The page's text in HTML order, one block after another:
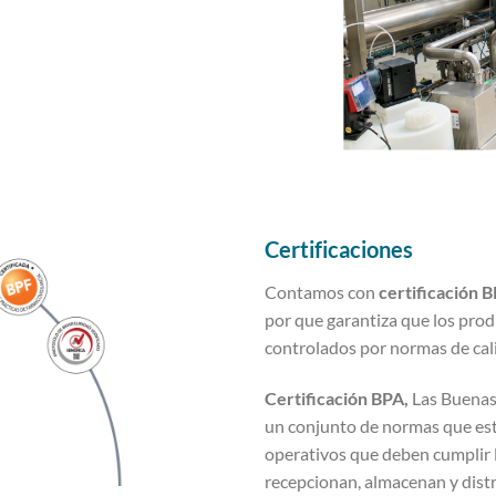
Certificaciones
Contamos con certificación
por que garantiza que los
controlados por normas de
Certificación BPA, Las
un conjunto de normas que
operativos que deben
recepcionan, almacenan y